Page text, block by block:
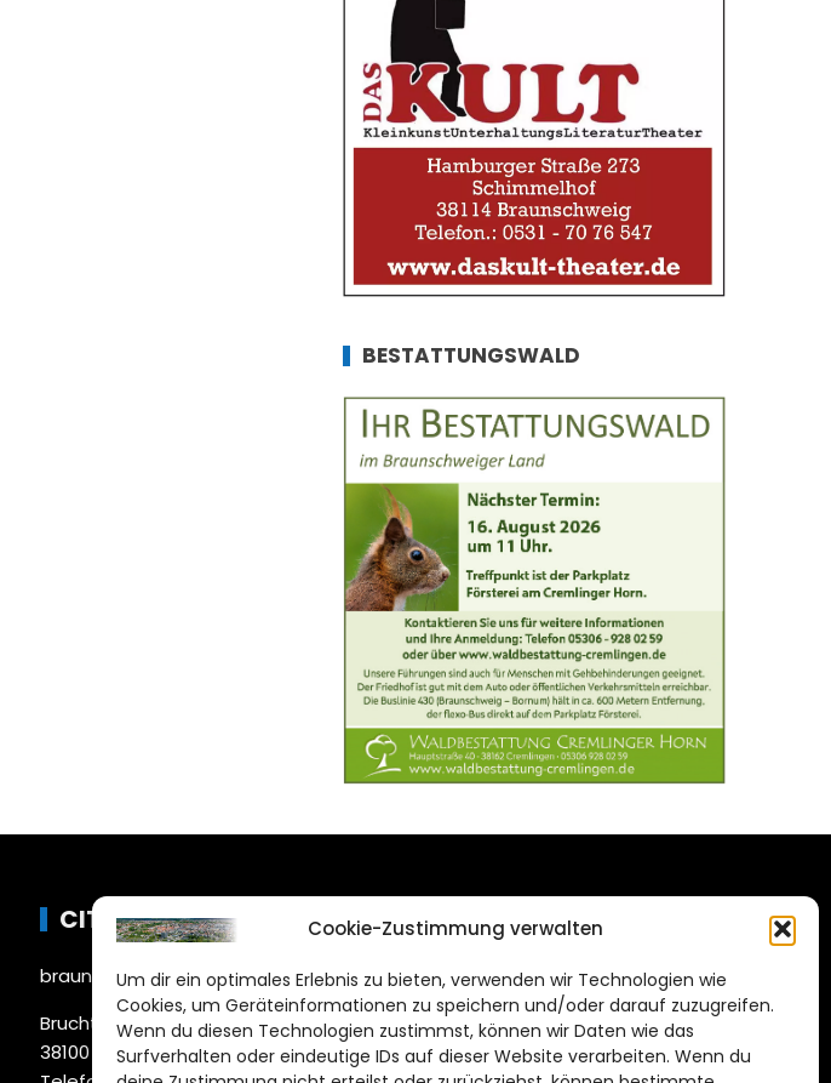
Cookie-Zustimmung verwalten
Um dir ein optimales Erlebnis zu bieten, verwenden wir Technologien wie
Cookies, um Geräteinformationen zu speichern und/oder darauf zuzugreifen.
Wenn du diesen Technologien zustimmst, können wir Daten wie das
Surfverhalten oder eindeutige IDs auf dieser Website verarbeiten. Wenn du
BESTATTUNGSWALD
CITYLIFE!
braunschweig@citylifemedien.de
Bruchtorwall 12
38100 Braunschweig
DAS STADTMAGAZIN
FÜR BRAUNSCHWEIG
Impressum
Datenschutzerklärung
Cookie Richtlinie